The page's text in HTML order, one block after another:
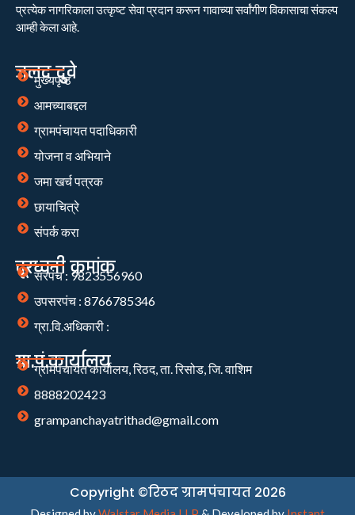
प्रत्येक नागरिकाला उत्कृष्ट सेवा प्रदान करून गावाच्या सर्वांगीण विकासाचा संकल्प
आम्ही केला आहे.
जलद दुवे
मुख्यपृष्ठ
आमच्याबद्दल
ग्रामपंचायत पदाधिकारी
योजना व अभियाने
जमा खर्च पत्रक
छायाचित्रे
संपर्क करा
दूरध्वनी क्रमांक
सरपंच : 9823556960
उपसरपंच : 8766785346
ग्रा.वि.अधिकारी :
ग्रा.पं.कार्यालय
ग्रामपंचायत कार्यालय, रिठद, ता. रिसोड, जि. वाशिम
8888202423
grampanchayatrithad@gmail.com
Copyright ©रिठद ग्रामपंचायत 2026